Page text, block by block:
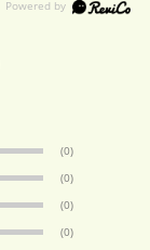
(0)
(0)
(0)
(0)